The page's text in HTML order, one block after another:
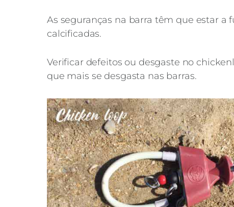
As seguranças na barra têm que estar a
calcificadas.
Verificar defeitos ou desgaste no
que mais se desgasta nas barras.